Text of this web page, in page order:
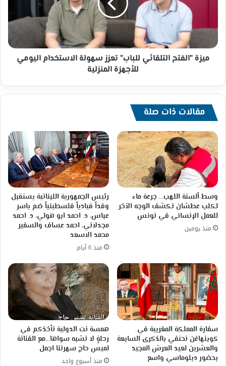
الاستخدام
للأجهزة
المنزلية
ميزة "الفتح التلقائي للباب" تعزز سهولة الاستخدام اليومي
للأجهزة المنزلية
مقالات ذات صلة
وسط ألسنة اللهب… جرعة ماء
لكلب عطشان تكشف الوجه الآخر
للعمل الإنساني في تونس
منذ يومين
رئيس الجمهورية اللبنانية يستقبل
وفداً قيادياً فلسطينياً ضم ياسر
عباس، د. احمد ابو هولي، د. احمد
مجدلاني، احمد عساف والسفير
محمد الاسعد
منذ 6 أيام
سفارة المملكة المغربية في
كوبنهاغن تحتفي بالذكرى السابعة
والعشرين لعيد العرش المجيد
بحضور دبلوماسي واسع
همسة نت الدولية تأخذكم في
رحلةٍ لا تشبه سواها…مع الفنانة
لميس حاج سهرتنا اجمل
منذ أسبوع واحد